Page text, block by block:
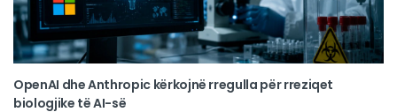
OpenAI dhe Anthropic kërkojnë rregulla për rreziqet
biologjike të AI-së